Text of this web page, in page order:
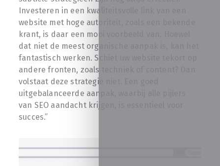
Investeren in een kwaliteitsvolle link van een
website met hoge autoriteit, zoals een bekende
krant, is daar een mooi voorbeeld van. Hoewel
dat niet de meest organische aanpak is, kan het
fantastisch werken. Schiet uw website tekort op
andere fronten, zoals techniek of content? Dan
volstaat deze strategie niet. Een goed
uitgebalanceerde aanpak, waarbij alle pijlers
van SEO aandacht krijgen, is essentieel voor
succes.”